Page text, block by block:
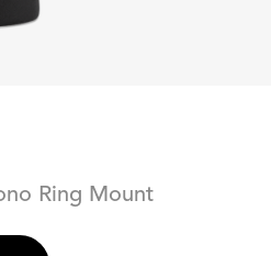
Ring Mount